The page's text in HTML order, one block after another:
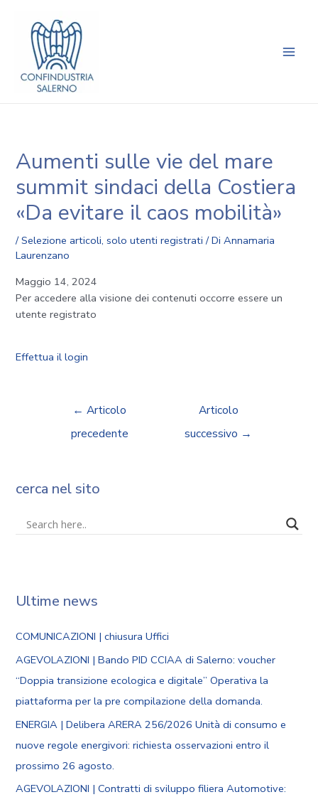
contenuto
Aumenti sulle vie del mare
summit sindaci della Costiera
«Da evitare il caos mobilità»
/Selezione articoli,solo utenti registrati / DiAnnamaria
Laurenzano
Maggio 14, 2024
Per accedere alla visione dei contenuti occorre essere un
utente registrato
Effettua il login
articoli
← Articolo
precedente
Articolo
successivo →
cerca nel sito
Ultime news
COMUNICAZIONI | chiusura Uffici
AGEVOLAZIONI | Bando PID CCIAA di Salerno: voucher
“Doppia transizione ecologica e digitale” Operativa la
piattaforma per la pre compilazione della domanda.
ENERGIA | Delibera ARERA 256/2026 Unità di consumo e
nuove regole energivori: richiesta osservazioni entro il
prossimo 26 agosto.
AGEVOLAZIONI | Contratti di sviluppo filiera Automotive: